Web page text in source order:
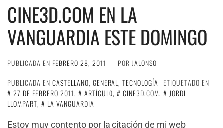
CINE3D.COM EN LA
VANGUARDIA ESTE DOMINGO
PUBLICADA EN FEBRERO 28, 2011 POR JALONSO
PUBLICADA EN CASTELLANO, GENERAL, TECNOLOGÍA
ETIQUETADO EN
27 DE FEBRERO 2011, ARTÍCULO, CINE3D.COM,
JORDI
LLOMPART,
LA VANGUARDIA
Estoy muy contento por la citación de mi web